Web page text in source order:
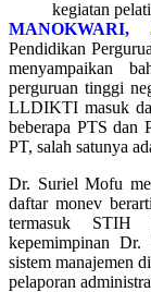
kegiatan
MANOKWARI,
Pendidikan
menyampaikan
perguruan tinggi
LLDIKTI masuk
beberapa PTS dan
PT, salah satunya
Dr. Suriel Mofu
daftar monev
termasuk STIH
kepemimpinan Dr.
sistem manajemen
pelaporan